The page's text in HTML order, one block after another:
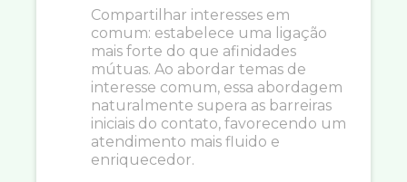
Compartilhar interesses em
comum: estabelece uma ligação
mais forte do que afinidades
mútuas. Ao abordar temas de
interesse comum, essa abordagem
naturalmente supera as barreiras
iniciais do contato, favorecendo um
atendimento mais fluido e
enriquecedor.